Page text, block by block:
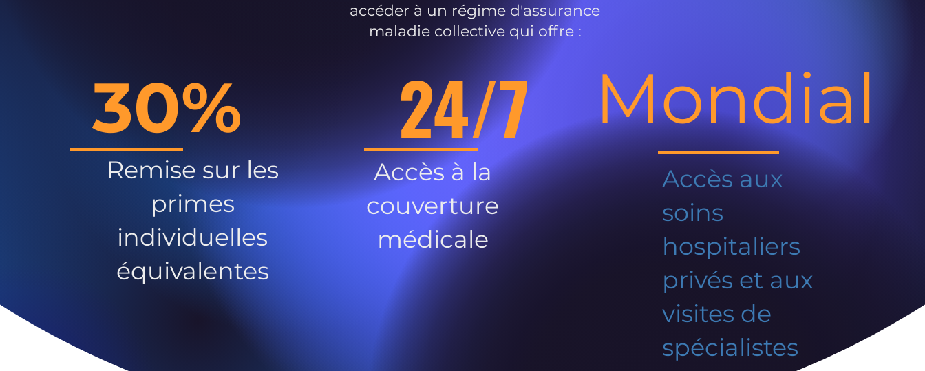
accéder à un régime d'assurance
maladie collective qui offre :
30%
Remise sur les
primes
individuelles
équivalentes
24/7
Accès à la
couverture
médicale
Mondial
Accès aux
soins
hospitaliers
privés et aux
visites de
spécialistes